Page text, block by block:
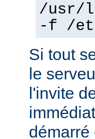
/usr/
-f /
Si tout
le
l'invite
démarré